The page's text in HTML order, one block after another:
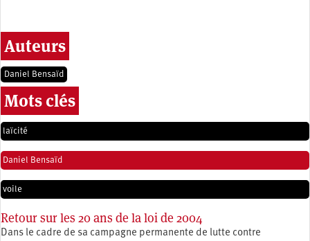
Auteurs
Daniel Bensaïd
Mots clés
laïcité
Daniel Bensaïd
voile
Retour sur les 20 ans de la loi de 2004
Dans le cadre de sa campagne permanente de lutte contre